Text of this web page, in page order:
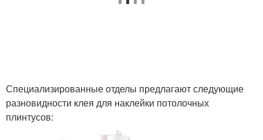
Специализированные отделы предлагают следующие
разновидности клея для наклейки потолочных
плинтусов: